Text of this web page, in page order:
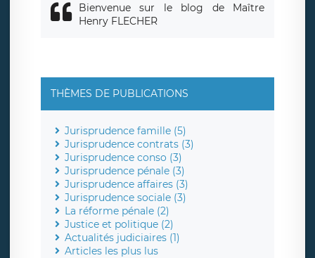
Bienvenue sur le blog de Maître
Henry FLECHER
THÈMES DE PUBLICATIONS
Jurisprudence famille (5)
Jurisprudence contrats (3)
Jurisprudence conso (3)
Jurisprudence pénale (3)
Jurisprudence affaires (3)
Jurisprudence sociale (3)
La réforme pénale (2)
Justice et politique (2)
Actualités judiciaires (1)
Articles les plus lus